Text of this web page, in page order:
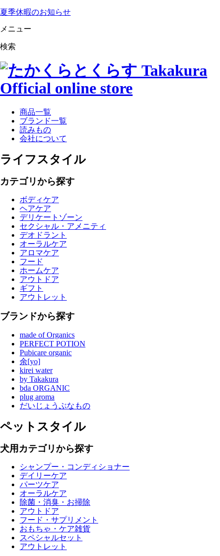
夏季休暇のお知らせ
メニュー
検索
商品一覧
ブランド一覧
読みもの
会社について
ライフスタイル
カテゴリから探す
ボディケア
ヘアケア
デリケートゾーン
セクシャル・アメニティ
デオドラント
オーラルケア
アロマケア
フード
ホームケア
アウトドア
ギフト
アウトレット
ブランドから探す
made of Organics
PERFECT POTION
Pubicare organic
余[yo]
kirei water
by Takakura
bda ORGANIC
plug aroma
だいじょうぶなもの
ペットスタイル
犬用カテゴリから探す
シャンプー・コンディショナー
デイリーケア
パーツケア
オーラルケア
除菌・消臭・お掃除
アウトドア
フード・サプリメント
おもちゃ・ケア雑貨
スペシャルセット
アウトレット